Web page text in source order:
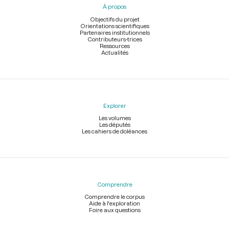
À propos
Objectifs du projet
Orientations scientifiques
Partenaires institutionnels
Contributeurs-trices
Ressources
Actualités
Explorer
Les volumes
Les députés
Les cahiers de doléances
Comprendre
Comprendre le corpus
Aide à l'exploration
Foire aux questions